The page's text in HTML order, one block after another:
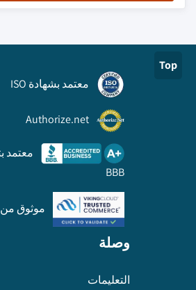
Top
معتمد بشهادة ISO
Authorize.net
BBB
موثوق من Viking Cloud
وصلة
التعليمات